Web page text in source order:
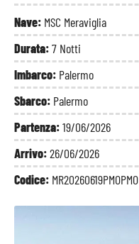
Nave: MSC Meraviglia
Durata:7 Notti
Imbarco: Palermo
Sbarco: Palermo
Partenza:19/06/2026
Arrivo:26/06/2026
Codice: MR20260619PMOPMO